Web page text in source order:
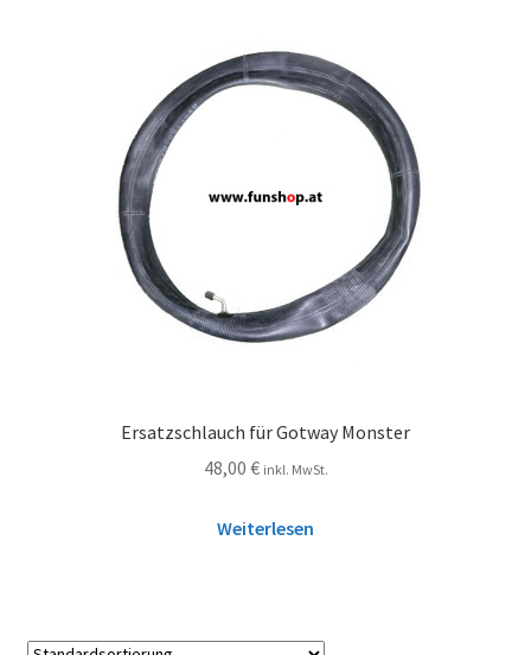
Ersatzschlauch für Gotway Monster
48,00 € inkl. MwSt.
Weiterlesen